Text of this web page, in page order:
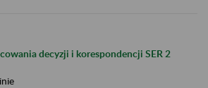
decyzji i korespondencji SER 2